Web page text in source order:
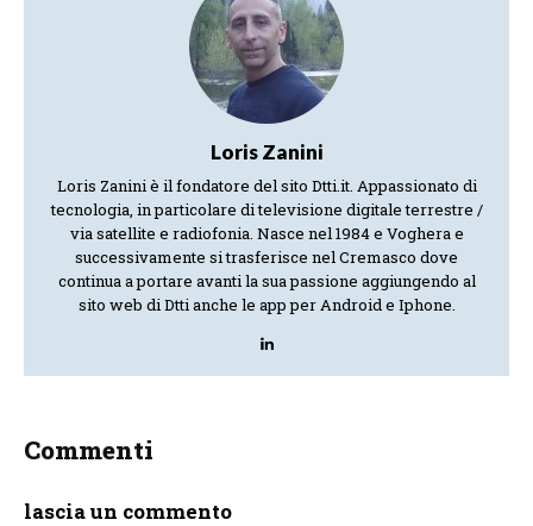
Loris Zanini
Loris Zanini è il fondatore del sito Dtti.it. Appassionato di
tecnologia, in particolare di televisione digitale terrestre /
via satellite e radiofonia. Nasce nel 1984 e Voghera e
successivamente si trasferisce nel Cremasco dove
continua a portare avanti la sua passione aggiungendo al
sito web di Dtti anche le app per Android e Iphone.
Commenti
lascia un commento